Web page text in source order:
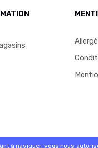
de gestion de commande sur
à naviguer, vous nous